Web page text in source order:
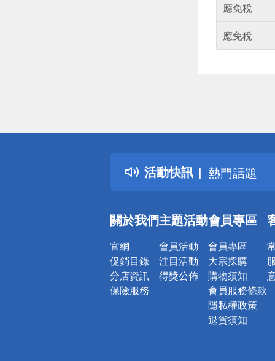
應免稅
應免稅
活動快訊
詐騙網頁！
得獎公告
熱門話題
銀行優惠
詐騙網頁！
關於我們
官網
促銷目錄
分店資訊
保險服務
主題活動
會員活動
注目活動
得獎公佈
會員專區
會員專區
大宗採購
購物須知
會員服務條款
隱私權政策
退貨須知